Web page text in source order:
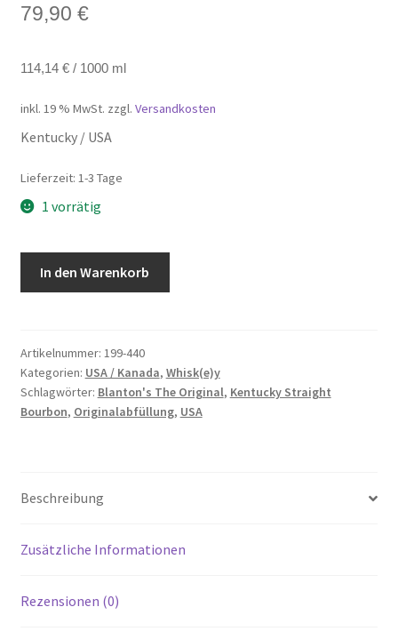
79,90 €
114,14 €/ 1000 ml
inkl. 19 % MwSt. zzgl. Versandkosten
Kentucky / USA
Lieferzeit: 1-3 Tage
1 vorrätig
In den Warenkorb
Artikelnummer: 199-440
Kategorien: USA / Kanada, Whisk(e)y
Schlagwörter: Blanton's The Original, Kentucky Straight
Bourbon, Originalabfüllung, USA
Beschreibung
Zusätzliche Informationen
Rezensionen (0)